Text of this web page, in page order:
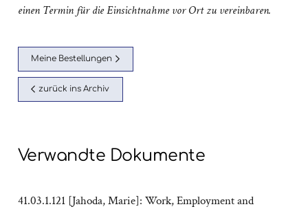
einen Termin für die Einsichtnahme vor Ort zu vereinbaren.
Meine Bestellungen
zurück ins Archiv
Verwandte Dokumente
41.03.1.121 [Jahoda, Marie]: Work, Employment and